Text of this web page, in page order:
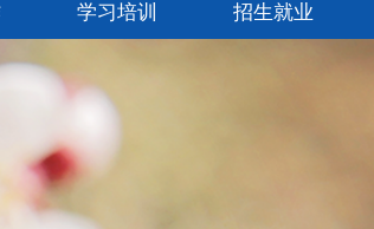
学习培训 招生就业